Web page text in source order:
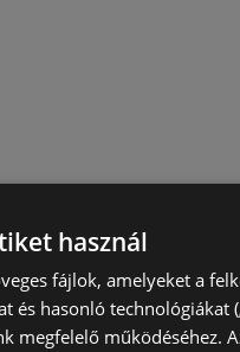
használ
fájlok, amelyeket a
és hasonló technológiákat
megfelelő működéséhez.